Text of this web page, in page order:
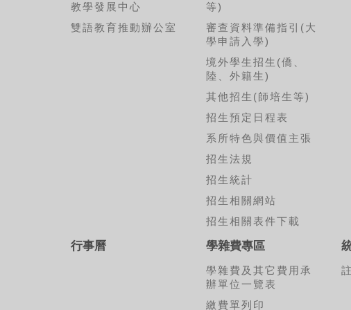
教學發展中心
雙語教育推動辦公室
等)
審查資料準備指引(大
學申請入學)
境外學生招生(僑、
陸、外籍生)
其他招生(師培生等)
招生預定日程表
系所特色與價值主張
招生法規
招生統計
招生相關網站
招生相關表件下載
行事曆 學雜費專區
學雜費及其它費用承
辦單位一覽表
繳費單列印